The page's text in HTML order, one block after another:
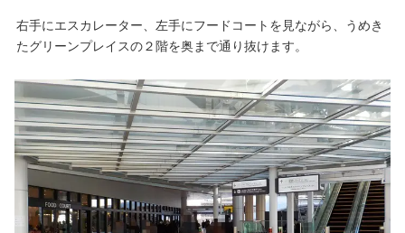
右手にエスカレーター、左手にフードコートを見ながら、うめき
たグリーンプレイスの２階を奥まで通り抜けます。